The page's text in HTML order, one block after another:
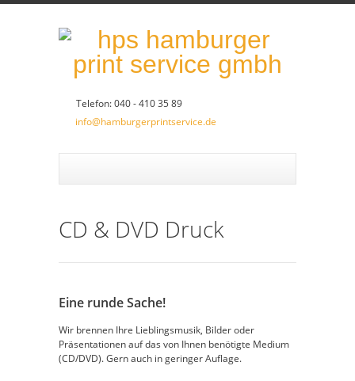
Telefon: 040 - 410 35 89
info@hamburgerprintservice.de
CD & DVD Druck
Eine runde Sache!
Wir brennen Ihre Lieblingsmusik, Bilder oder
Präsentationen auf das von Ihnen benötigte Medium
(CD/DVD). Gern auch in geringer Auflage.